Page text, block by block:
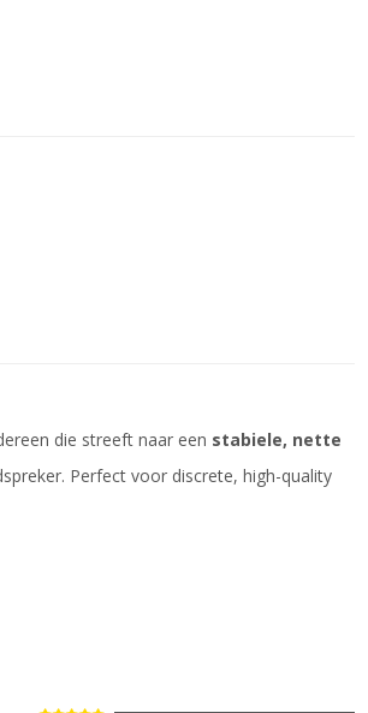
die streeft naar een stabiele, nette
Perfect voor discrete, high-quality